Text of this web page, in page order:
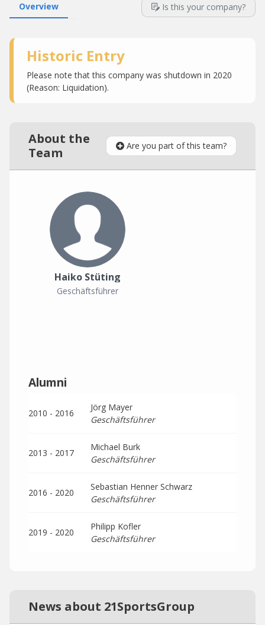
Overview Is this your company?
Historic Entry
Please note that this company was shutdown in 2020
(Reason: Liquidation).
About the
Team
Are you part of this team?
Haiko Stüting
Geschäftsführer
Alumni
2010 - 2016
Jörg Mayer
Geschäftsführer
2013 - 2017
Michael Burk
Geschäftsführer
2016 - 2020
Sebastian Henner Schwarz
Geschäftsführer
2019 - 2020
Philipp Kofler
Geschäftsführer
News about 21SportsGroup